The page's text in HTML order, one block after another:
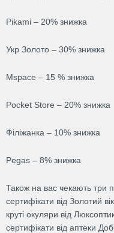
Pikami – 20% знижка
Укр Золото – 30% знижка
Mspace – 15 % знижка
Pocket Store – 20% знижка
Філіжанка – 10% знижка
Pegas – 8% знижка
Також на вас чекають три
сертифікати від Золотий
круті окуляри від
сертифікати від аптеки